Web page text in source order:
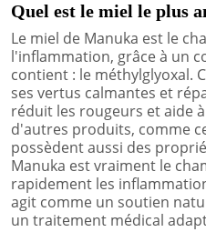
Quel est le miel le plus
Le miel de Manuka est le
l'inflammation, grâce à un
contient : le méthylglyoxal.
ses vertus calmantes et
réduit les rougeurs et aide
d'autres produits, comme
possèdent aussi des
Manuka est vraiment le
rapidement les
agit comme un soutien
un traitement médical